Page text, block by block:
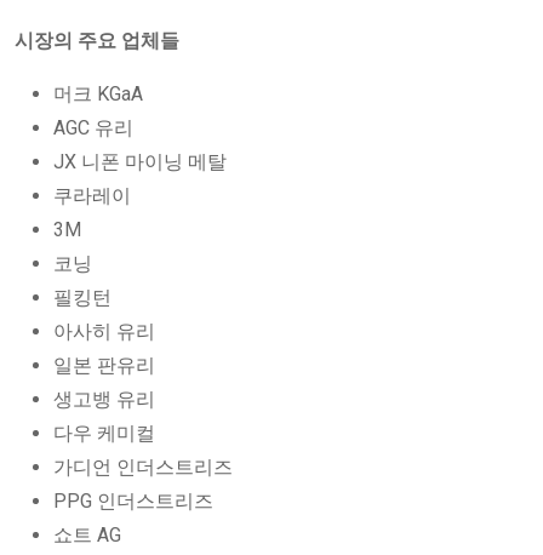
시장의 주요 업체들
머크 KGaA
AGC 유리
JX 니폰 마이닝 메탈
쿠라레이
3M
코닝
필킹턴
아사히 유리
일본 판유리
생고뱅 유리
다우 케미컬
가디언 인더스트리즈
PPG 인더스트리즈
쇼트 AG